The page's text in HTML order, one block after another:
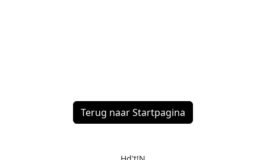
Terug naar Startpagina